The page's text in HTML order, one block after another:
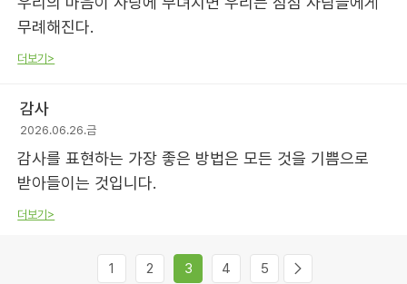
무례해진다.
더보기>
감사
2026.06.26.금
감사를 표현하는 가장 좋은 방법은 모든 것을 기쁨으로
받아들이는 것입니다.
더보기>
1 2 3 4 5